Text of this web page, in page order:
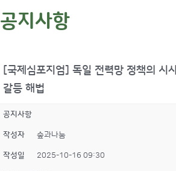
공지사항
[국제심포지엄] 독일 전력망 정책의 시
갈등 해법
공지사항
작성자 숲과나눔
작성일 2025-10-16 09:30